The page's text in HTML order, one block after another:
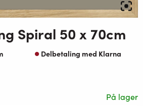
Spiral 50 x 70cm
Delbetaling med Klarna
På lager